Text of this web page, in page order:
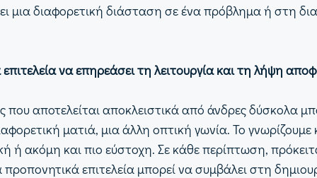
μια διαφορετική διάσταση σε ένα πρόβλημα ή στη
να επηρεάσει τη λειτουργία και τη λήψη
αποτελείται αποκλειστικά από άνδρες δύσκολα
ματιά, μια άλλη οπτική γωνία. Το
ή ακόμη και πιο εύστοχη. Σε κάθε περίπτωση,
επιτελεία μπορεί να συμβάλει στη